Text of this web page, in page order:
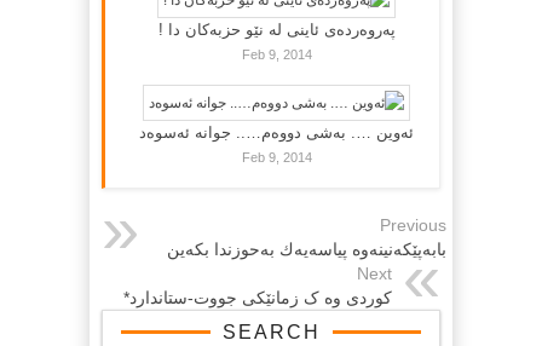
پەروەردەی ئاینی لە نێو حزبەکان دا !
Feb 9, 2014
ئەوین …. بەشی دووەم….. جوانە ئەسوەد
Feb 9, 2014
Previous
بابەپێكەنینەوە پیاسەیەك بەحوزندا بكەین
Next
کوردی وه ک زمانێکی جووت-ستاندارد*
SEARCH